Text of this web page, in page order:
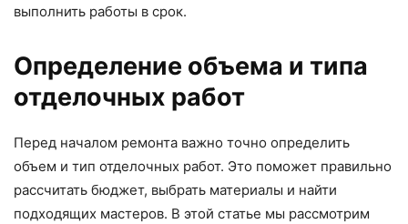
выполнить работы в срок.
Определение объема и типа
отделочных работ
Перед началом ремонта важно точно определить
объем и тип отделочных работ. Это поможет правильно
рассчитать бюджет, выбрать материалы и найти
подходящих мастеров. В этой статье мы рассмотрим